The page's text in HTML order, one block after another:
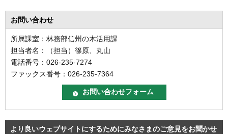
お問い合わせ
所属課室：林務部信州の木活用課
担当者名：（担当）篠原、丸山
電話番号：026-235-7274
ファックス番号：026-235-7364
より良いウェブサイトにするためにみなさまのご意見をお聞かせ